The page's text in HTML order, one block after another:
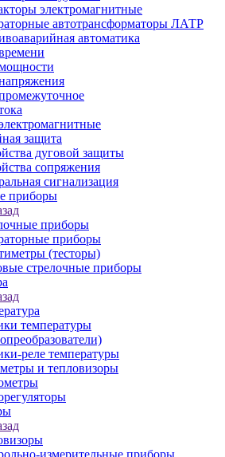
электромагнитные
автотрансформаторы ЛАТР
автоматика
защита
дуговой защиты
сопряжения
сигнализация
приборы
приборы
приборы
(тесторы)
стрелочные приборы
температуры
реле температуры
и тепловизоры
измерительные приборы